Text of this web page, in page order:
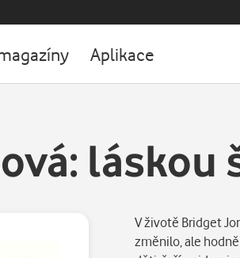
Aplikace
láskou
V životě Bridget
změnilo, ale